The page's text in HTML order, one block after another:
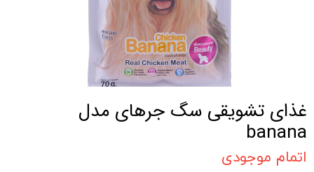
غذای تشویقی سگ جرهای مدل
banana
اتمام موجودی